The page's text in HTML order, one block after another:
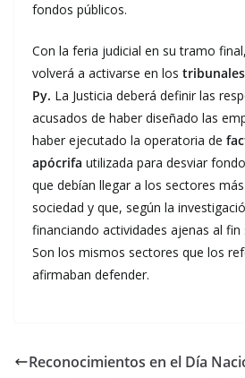
fondos públicos.
Con la feria judicial en su tramo
volverá a activarse en los
Py. La Justicia deberá definir las
acusados de haber diseñado las
haber ejecutado la operatoria de
apócrifa utilizada para desviar
que debían llegar a los sectores
sociedad y que, según la
financiando actividades ajenas al
Son los mismos sectores que los
afirmaban defender.
Reconocimientos en el Día